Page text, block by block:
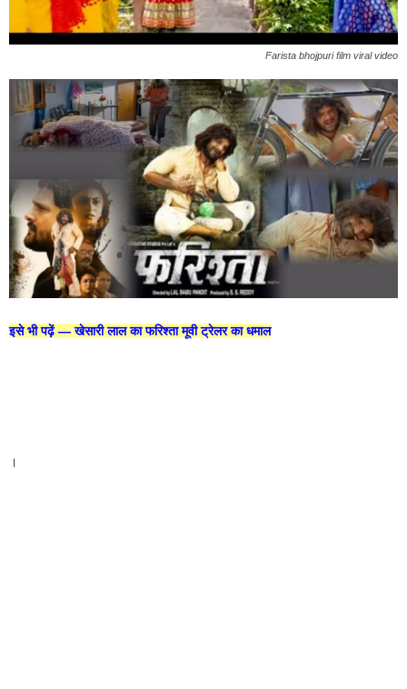
Farista bhojpuri film viral video
इसे भी पढ़ें —खेसारी लाल का फरिश्ता मूवी ट्रेलर का धमाल
।